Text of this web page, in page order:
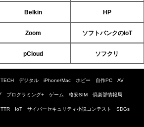
Belkin HP
Zoom ソフトバンクのIoT
pCloud ソフクリ
TECH デジタル iPhone/Mac ホビー 自作PC AV
プログラミング+ ゲーム 格安SIM 倶楽部情報局
IoT サイバーセキュリティ小説コンテスト SDGs